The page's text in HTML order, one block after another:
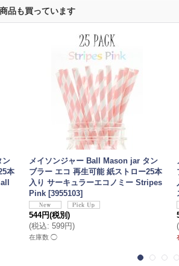
品も買っています
ン
本
メイソンジャー Ball Mason jar タン
ブラー エコ 再生可能 紙ストロー25本
入り サーキュラーエコノミー Stripes
Pink [3955103]
544円(税別)
(税込: 599円)
在庫数 ◯
(